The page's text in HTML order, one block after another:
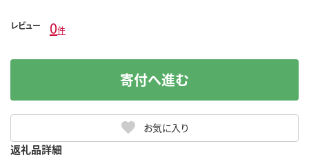
レビュー 0件
お気に入り
寄付へ進む
返礼品詳細